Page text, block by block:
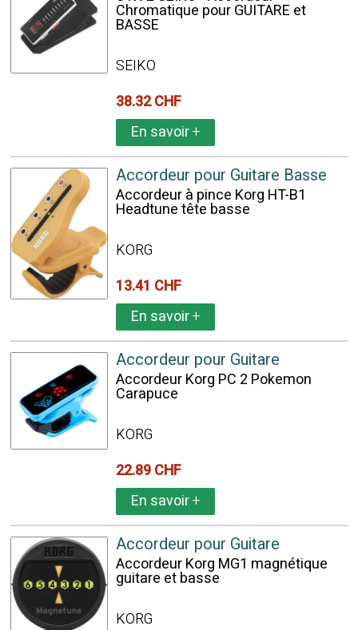
Chromatique pour GUITARE et
BASSE
SEIKO
38.32 CHF
En savoir+
Accordeur pour Guitare Basse
Accordeur à pince Korg HT-B1
Headtune tête basse
KORG
13.41 CHF
En savoir+
Accordeur pour Guitare
Accordeur Korg PC 2 Pokemon
Carapuce
KORG
22.89 CHF
En savoir+
Accordeur pour Guitare
Accordeur Korg MG1 magnétique
guitare et basse
KORG